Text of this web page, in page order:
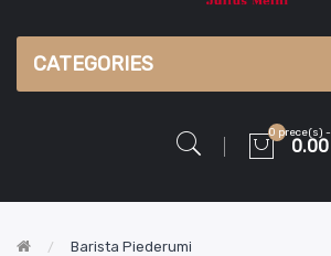
CATEGORIES
0 prece(s) -
0.00
Barista Piederumi